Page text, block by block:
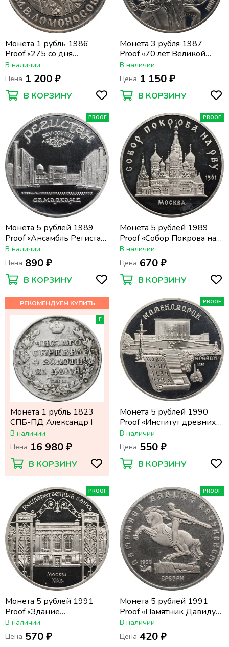
Монета 1 рубль 1986
Proof «275 со дня
рождения М.В.
Ломоносова» (Новодел)
капсула
В наличии
Цена 1 200 ₽
В КОРЗИНУ
Монета 3 рубля 1987
Proof «70 лет Великой
Октябрьской революции»
капсула
В наличии
Цена 1 150 ₽
В КОРЗИНУ
PROOF
Монета 5 рублей 1989
Proof «Ансамбль Регистан
в Самарканде» капсула
В наличии
Цена 890 ₽
В КОРЗИНУ
PROOF
Монета 5 рублей 1989
Proof «Собор Покрова на
Рву в Москве
(Покровский собор)»
капсула
В наличии
Цена 670 ₽
В КОРЗИНУ
F
Монета 1 рубль 1823
СПБ-ПД Александр I
В наличии
Цена 16 980 ₽
В КОРЗИНУ
PROOF
Монета 5 рублей 1990
Proof «Институт древних
рукописей Матенадаран в
Ереване» капсула
В наличии
Цена 550 ₽
В КОРЗИНУ
PROOF
Монета 5 рублей 1991
Proof «Здание
Государственного банка в
Москве» (ГосБанк) капсула
В наличии
Цена 570 ₽
PROOF
Монета 5 рублей 1991
Proof «Памятник Давиду
Сасунскому в Ереване»
капсула
В наличии
Цена 420 ₽